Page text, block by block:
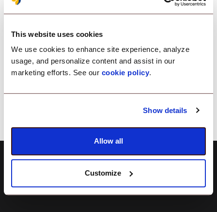
This website uses cookies
We use cookies to enhance site experience, analyze
usage, and personalize content and assist in our
marketing efforts. See our cookie policy.
Show details
Allow all
Customize
Features
Filtrowanie treści internetowych